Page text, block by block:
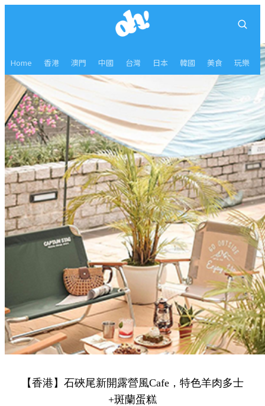
Home 香港 澳門 中國 台灣 日本 韓國 美食 玩樂
【香港】石硤尾新開露營風Cafe，特色羊肉多士
+斑蘭蛋糕